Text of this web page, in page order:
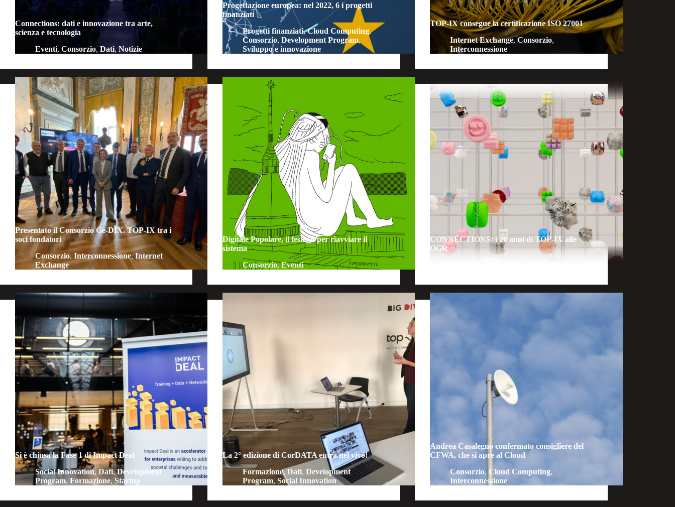
Connections: dati e innovazione tra arte,
scienza e tecnologia
Eventi, Consorzio,Dati, Notizie
Progettazione europea: nel 2022, 6 i progetti
finanziati
Progetti finanziati,Cloud Computing,
Consorzio,Development Program,
Sviluppo e innovazione
TOP-IX consegue la certificazione ISO 27001
Internet Exchange,Consorzio,
Interconnessione
Presentato il Consorzio Ge-DIX. TOP-IX tra i
soci fondatori
Consorzio, Interconnessione,Internet
Exchange
Digitale Popolare, il festival per riavviare il
sistema
Consorzio,Eventi
CONNECTIONS: i 20 anni di TOP-IX alle
OGR
Si è chiusa la Fase 1 di Impact Deal
Social Innovation, Dati,Development
Program, Formazione, Startup
La 2° edizione di CorDATA entra nel vivo!
Formazione,Dati,Development
Program,Social Innovation
Andrea Casalegno confermato consigliere del
CFWA, che si apre al Cloud
Consorzio, Cloud Computing,
Interconnessione